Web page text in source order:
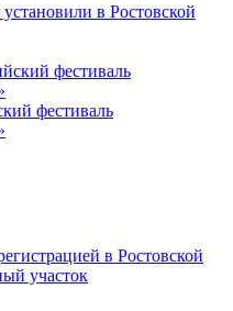
в Ростовской
фестиваль
в Ростовской
участок